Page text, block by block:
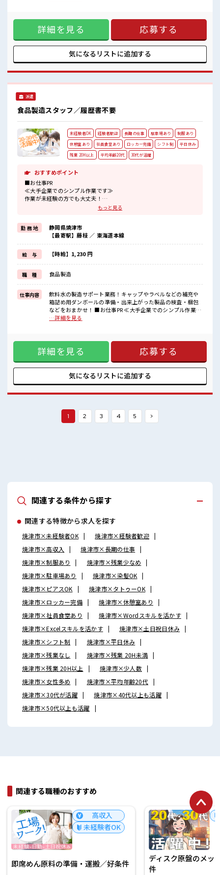
モチベーションもUP！
品情報】即席めん製品 ■お仕事PR ≪時間にメリハリを≫ 残業
はほとんどナシ！ 場合によってはお願いすることもあります
♪ ≪週休2日制≫ 週末は家族や友人と一緒にプライベート満
喫！ ≪髪型自由≫ 基本的に髪色自由で明るすぎたり奇抜でな
ければOKです！ (規定有)制服があると毎日の服選びに悩まず
OK♪ ≪未経験でも活躍できる≫ 新しいことにチャレンジす
からスキルUP・ステップUP目指していきましょう！ ≪収入
アップを目指せる≫ 高時給だらけの派遣のお仕事です！ ■職
UP！
詳細を見る 応募する
気になるリストに追加する
派遣
食品製造スタッフ／履歴書不要
未経験者OK 経験者歓迎 長期の仕事 駐車場あり
制服あり
休憩室あり
社員食堂あり ロッカー完備 シフト制
平日休み
残業 20H以上
平均年齢20代 30代が活躍
おすすめポイント
■お仕事PR
≪大手企業でのシンプル作業です≫
作業が未経験の方でも大丈夫！
慣れれば簡単なのでスムーズに進められますよ。
気の職場です。
高時給だからシッカリ稼ぎたい方にもオススメ！
駐車場完備、
制服もあり。
さらに、
制服のクリーニングは企業にて対応してもらえるので安心。
お金もかからすうれしいですね♪
まずはお気軽にお問い合わせください。
お待ちしております♪
■職場の雰囲気
20代～幅広い年代の方が活躍中！
キレイで明るい工場の職場です。
分からない事も聞きやすい環境なので安心です！
もっと見る
勤 務 地
静岡県焼津市
【最寄駅】藤枝 ／ 東海道本線
給 与 【時給】1,230 円
職 種 食品製造
仕事内容
飲料水の製造サポート業務！キャップやラベルなどの補充や
箱詰め用ダンボールの準備・出来上がった製品の検査・梱包
などをおまかせ！ ■お仕事PR ≪大手企業でのシンプル作業で
す≫ 作業が未経験の方でも大丈夫！ 慣れれば簡単なのでスム
シッカリ稼ぎたい方にもオススメ！ 駐車場完備、 制服もあ
り。 さらに、 制服のクリーニングは企業にて対応してもらえ
るので安心。 お金もかからすうれしいですね♪ まずはお気軽
にお問い合わせください。 お待ちしております♪ ■職場の雰
囲気 20代～幅広い年代の方が活躍中！ キレイで明るい工場の
職場です。 空調も完備されているので年中カイテキに働くこ
らない事も聞きやすい環境なので安心です！
…詳細を見る
詳細を見る 応募する
気になるリストに追加する
1 2 3 4 5 >
関連する条件から探す
関連する特徴から求人を探す
焼津市×未経験者OK
焼津市×経験者歓迎
焼津市×高収入
焼津市×長期の仕事
焼津市×制服あり
焼津市×残業少なめ
焼津市×駐車場あり
焼津市×染髪OK
焼津市×ピアスOK
焼津市×タトゥーOK
焼津市×ロッカー完備
焼津市×休憩室あり
焼津市×社員食堂あり
焼津市×Wordスキルを活かす
焼津市×Excelスキルを活かす
焼津市×土日祝日休み
焼津市×シフト制
焼津市×平日休み
焼津市×残業なし
焼津市×残業 20H未満
焼津市×残業 20H以上
焼津市×少人数
焼津市×女性多め
焼津市×平均年齢20代
焼津市×30代が活躍
焼津市×40代以上も活躍
焼津市×50代以上も活躍
関連する職種のおすすめ
高収入
未経験者OK
席めん原料の準備・運搬／好条件
未
ディスク原盤のメッキ